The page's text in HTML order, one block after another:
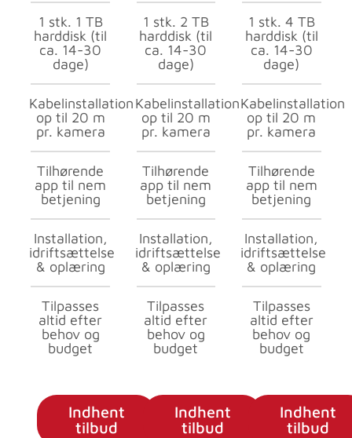
1 stk. 1 TB
harddisk (til
ca. 14-30
dage)
Kabelinstallation
op til 20 m
pr. kamera
Tilhørende
app til nem
betjening
Installation,
idriftsættelse
& oplæring
Tilpasses
altid efter
behov og
budget
Indhent
tilbud
1 stk. 2 TB
harddisk (til
ca. 14-30
dage)
Kabelinstallation
op til 20 m
pr. kamera
Tilhørende
app til nem
betjening
Installation,
idriftsættelse
& oplæring
Tilpasses
altid efter
behov og
budget
Indhent
tilbud
1 stk. 4 TB
harddisk (til
ca. 14-30
dage)
Kabelinstallation
op til 20 m
pr. kamera
Tilhørende
app til nem
betjening
Installation,
idriftsættelse
& oplæring
Tilpasses
altid efter
behov og
budget
Indhent
tilbud